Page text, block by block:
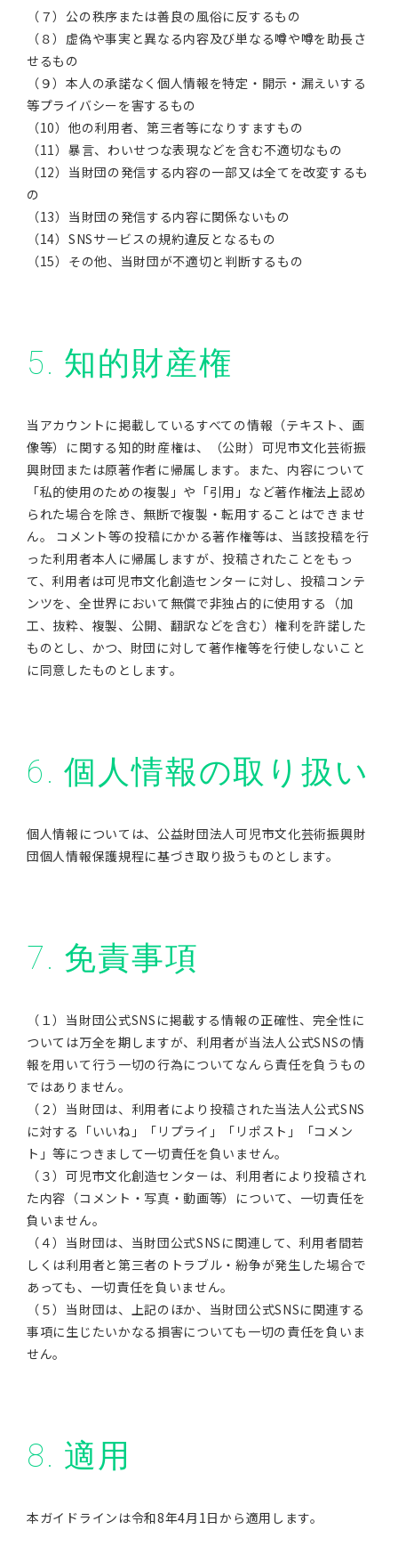
（７）公の秩序または善良の風俗に反するもの
（８）虚偽や事実と異なる内容及び単なる噂や噂を助長さ
せるもの
（９）本人の承諾なく個人情報を特定・開示・漏えいする
等プライバシーを害するもの
（10）他の利用者、第三者等になりすますもの
（11）暴言、わいせつな表現などを含む不適切なもの
（12）当財団の発信する内容の一部又は全てを改変するも
の
（13）当財団の発信する内容に関係ないもの
（14）SNSサービスの規約違反となるもの
（15）その他、当財団が不適切と判断するもの
5. 知的財産権
当アカウントに掲載しているすべての情報（テキスト、画
像等）に関する知的財産権は、（公財）可児市文化芸術振
興財団または原著作者に帰属します。また、内容について
「私的使用のための複製」や「引用」など著作権法上認め
られた場合を除き、無断で複製・転用することはできませ
ん。 コメント等の投稿にかかる著作権等は、当該投稿を行
った利用者本人に帰属しますが、投稿されたことをもっ
て、利用者は可児市文化創造センターに対し、投稿コンテ
ンツを、全世界において無償で非独占的に使用する（加
工、抜粋、複製、公開、翻訳などを含む）権利を許諾した
ものとし、かつ、財団に対して著作権等を行使しないこと
に同意したものとします。
6. 個人情報の取り扱い
個人情報については、公益財団法人可児市文化芸術振興財
団個人情報保護規程に基づき取り扱うものとします。
7. 免責事項
（１）当財団公式SNSに掲載する情報の正確性、完全性に
ついては万全を期しますが、利用者が当法人公式SNSの情
報を用いて行う一切の行為についてなんら責任を負うもの
ではありません。
（２）当財団は、利用者により投稿された当法人公式SNS
に対する「いいね」「リプライ」「リポスト」「コメン
ト」等につきまして一切責任を負いません。
（３）可児市文化創造センターは、利用者により投稿され
た内容（コメント・写真・動画等）について、一切責任を
負いません。
（４）当財団は、当財団公式SNSに関連して、利用者間若
しくは利用者と第三者のトラブル・紛争が発生した場合で
あっても、一切責任を負いません。
（５）当財団は、上記のほか、当財団公式SNSに関連する
事項に生じたいかなる損害についても一切の責任を負いま
せん。
8. 適用
本ガイドラインは令和8年4月1日から適用します。